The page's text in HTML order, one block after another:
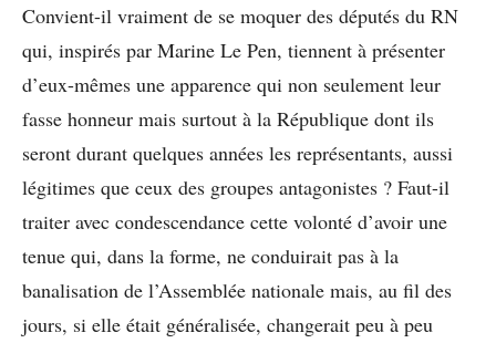
Convient-il vraiment de se moquer des députés du RN
qui, inspirés par Marine Le Pen, tiennent à présenter
d’eux-mêmes une apparence qui non seulement leur
fasse honneur mais surtout à la République dont ils
seront durant quelques années les représentants, aussi
légitimes que ceux des groupes antagonistes ? Faut-il
traiter avec condescendance cette volonté d’avoir une
tenue qui, dans la forme, ne conduirait pas à la
banalisation de l’Assemblée nationale mais, au fil des
jours, si elle était généralisée, changerait peu à peu